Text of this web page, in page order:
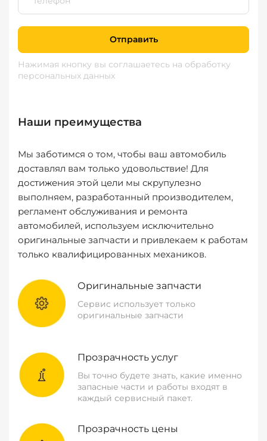
Отправить
Нажимая кнопку вы соглашаетесь на обработку
персональных данных
Наши преимущества
Мы заботимся о том, чтобы ваш автомобиль
доставлял вам только удовольствие! Для
достижения этой цели мы скрупулезно
выполняем, разработанный производителем,
регламент обслуживания и ремонта
автомобилей, используем исключительно
оригинальные запчасти и привлекаем к работам
только квалифицированных механиков.
Оригинальные запчасти
Сервис использует только
оригинальные запчасти
Прозрачность услуг
Вы точно будете знать, какие именно
запасные части и работы входят в
каждый сервисный пакет.
Прозрачность цены